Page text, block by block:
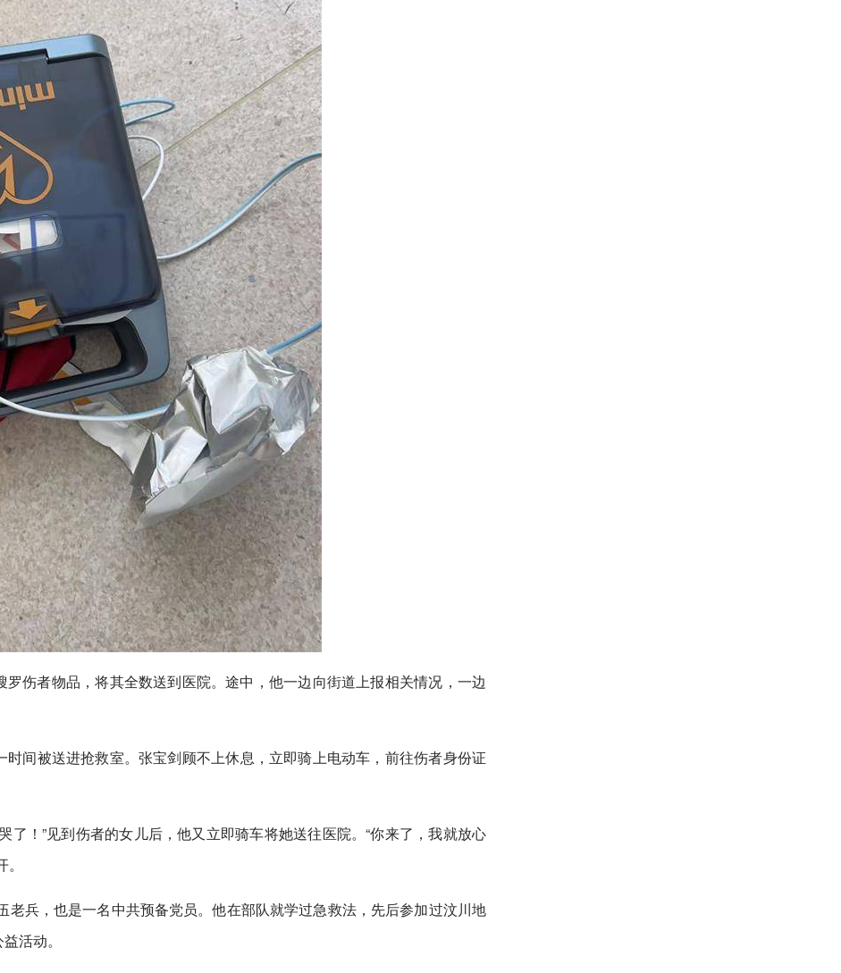
伤者物品，将其全数送到医院。途中，他一边向街道上报相关情况，一边
间被送进抢救室。张宝剑顾不上休息，立即骑上电动车，前往伤者身份证
了！”见到伤者的女儿后，他又立即骑车将她送往医院。“你来了，我就放心
兵，也是一名中共预备党员。他在部队就学过急救法，先后参加过汶川地
活动。